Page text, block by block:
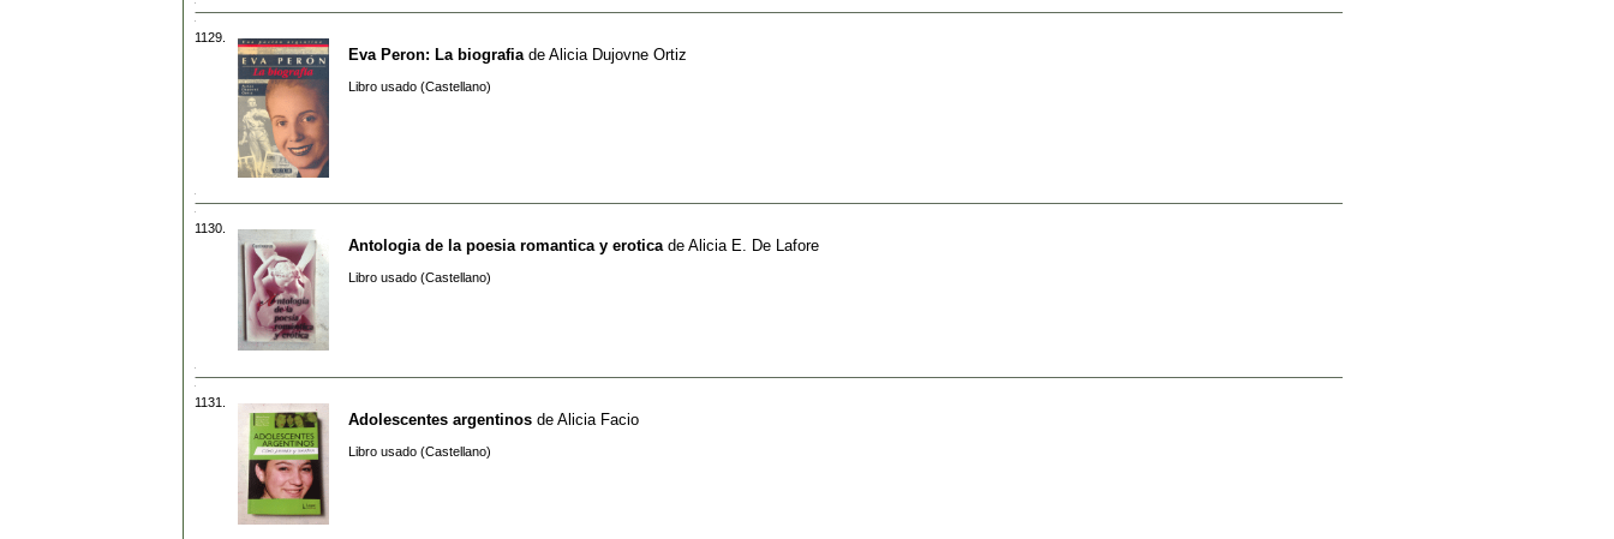
1129.
Eva Peron: La biografia de Alicia Dujovne Ortiz
Libro usado (Castellano)
1130.
Antologia de la poesia romantica y erotica de Alicia E. De Lafore
Libro usado (Castellano)
1131.
Adolescentes argentinos de Alicia Facio
Libro usado (Castellano)